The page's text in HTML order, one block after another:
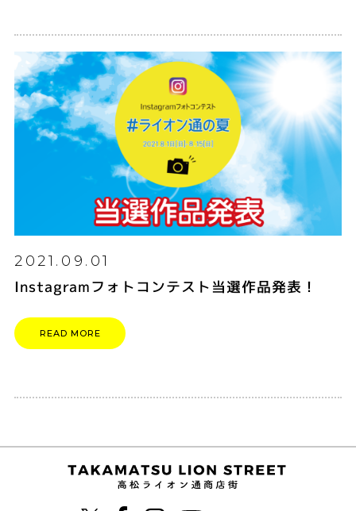
2021.09.01
Instagramフォトコンテスト当選作品発表！
READ MORE